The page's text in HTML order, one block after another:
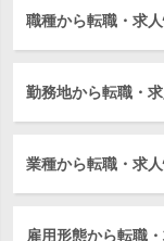
職種から転職・求
勤務地から転職・
業種から転職・求
雇用形態から転職